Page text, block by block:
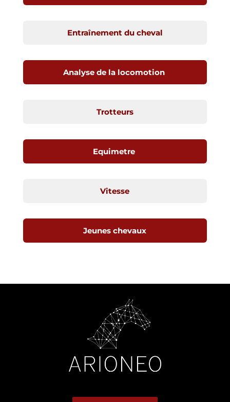
Entraînement du cheval
Analyse de la locomotion
Trotteurs
Equimetre
Vitesse
Jeunes chevaux